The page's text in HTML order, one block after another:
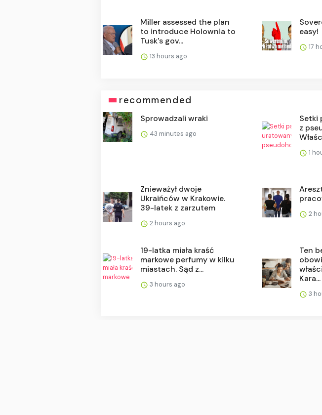
Miller assessed the plan
to introduce Holownia to
Tusk's gov...
13 hours ago
easy!
17
recommended
Sprowadzali wraki
43 minutes ago
Setki
z
1
Znieważył dwoje
Ukraińców w Krakowie.
39-latek z zarzutem
2 hours ago
2
19-latka miała kraść
markowe perfumy w kilku
miastach. Sąd z...
3 hours ago
Ten
Kara...
3